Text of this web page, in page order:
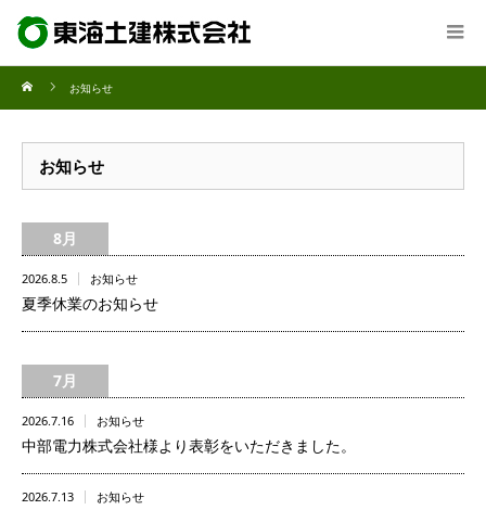
お知らせ
お知らせ
8月
2026.8.5 お知らせ
夏季休業のお知らせ
7月
2026.7.16 お知らせ
中部電力株式会社様より表彰をいただきました。
2026.7.13 お知らせ